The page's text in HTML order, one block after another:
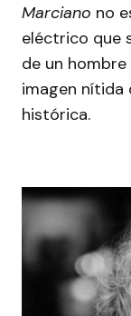
Marciano no
eléctrico que
de un
imagen nítida
histórica.